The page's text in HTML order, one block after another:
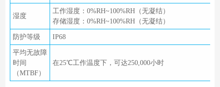
湿度
工作湿度：0%RH~100%RH（无凝结）
存储湿度：0%RH~100%RH（无凝结）
防护等级 IP68
平均无故障
时间
（MTBF）
在25℃工作温度下，可达250,000小时